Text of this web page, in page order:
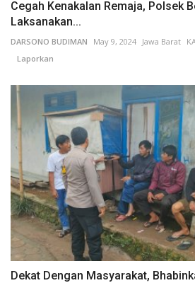
Cegah Kenakalan Remaja, Polsek
Laksanakan...
DARSONO BUDIMAN May 9, 2024 Jawa Barat
Laporkan
Dekat Dengan Masyarakat,